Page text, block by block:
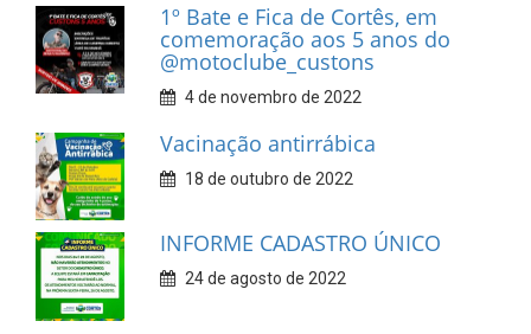
1º Bate e Fica de Cortês, em
comemoração aos 5 anos do
@motoclube_custons
4 de novembro de 2022
Vacinação antirrábica
18 de outubro de 2022
INFORME CADASTRO ÚNICO
24 de agosto de 2022